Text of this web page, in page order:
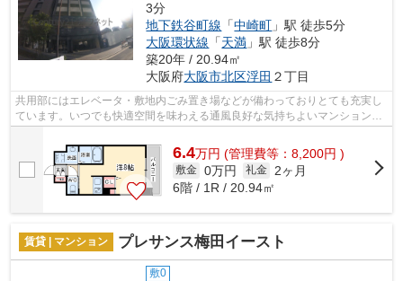
3分
地下鉄谷町線 「中崎町 」駅 徒歩5分
大阪環状線 「天満 」駅 徒歩8分
築20年 / 20.94㎡
大阪府大阪市北区浮田 ２丁目
共用部にはエレベータ・敷地内ごみ置き場などが備わっておりとても充実し
ています。いつでも快適空間を味わえる通風良好な気持ちよいマンション。
6.4万円 (管理費等：8,200円 )
敷金 0万円 礼金
2ヶ月
6階 / 1R / 20.94㎡
賃貸 | マンション プレサンス梅田イースト
敷0